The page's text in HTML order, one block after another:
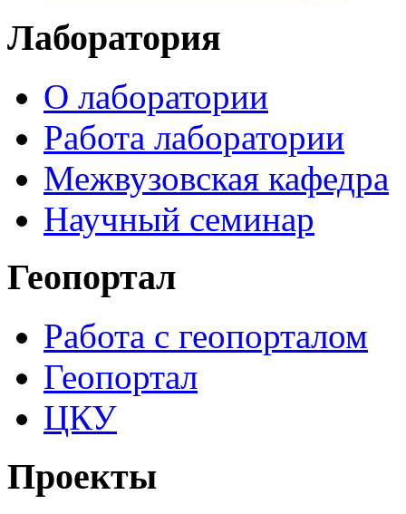
Лаборатория
О лаборатории
Работа лаборатории
Межвузовская кафедра
Научный семинар
Геопортал
Работа с геопорталом
Геопортал
ЦКУ
Проекты